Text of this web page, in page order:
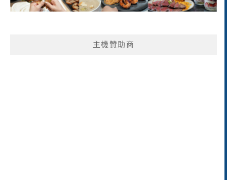
主機贊助商